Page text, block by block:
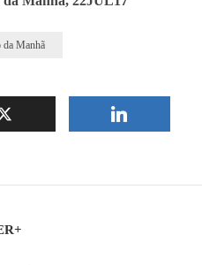
da Manhã